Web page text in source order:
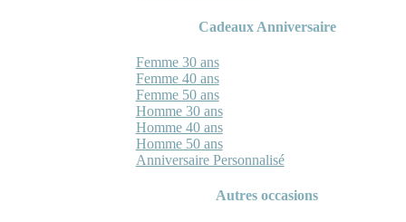
Cadeaux Anniversaire
Femme 30 ans
Femme 40 ans
Femme 50 ans
Homme 30 ans
Homme 40 ans
Homme 50 ans
Anniversaire Personnalisé
Autres occasions